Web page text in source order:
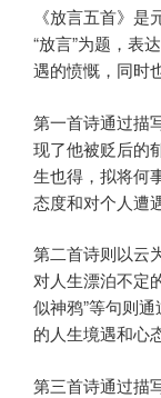
《放言五首》
“放言”为题，表
遇的愤慨，同时
第一首诗通过描
现了他被贬后的
生也得，拟将何
态度和对个人遭
第二首诗则以云
对人生漂泊不定
似神鸦”等句则
的人生境遇和心态
第三首诗通过描